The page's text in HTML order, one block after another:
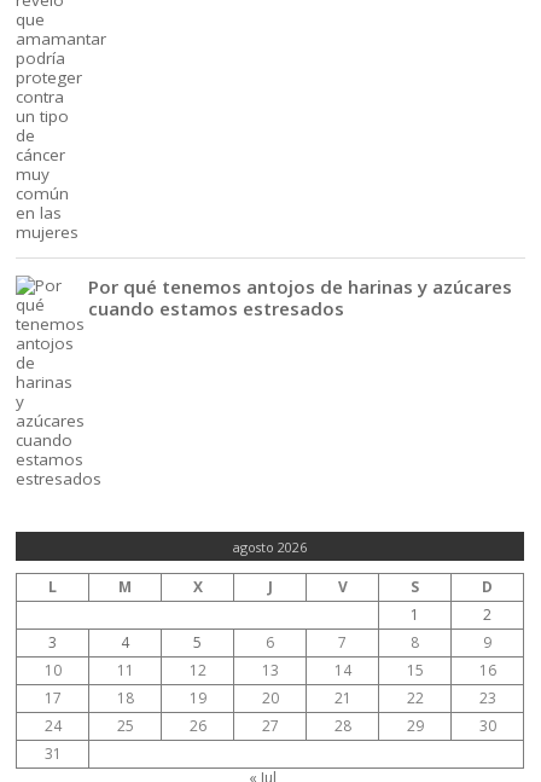
Por qué tenemos antojos de harinas y azúcares
cuando estamos estresados
agosto 2026
L M X J V S
D
1
2
3
4 5 6 7 8
9
10
11 12 13 14 15
16
17
18 19 20 21 22
23
24
25 26 27 28 29
30
31
« Jul